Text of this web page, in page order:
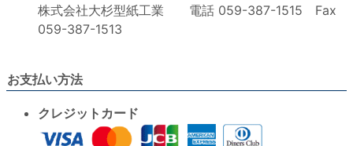
株式会社大杉型紙工業 電話 059-387-1515 Fax
059-387-1513
お支払い方法
クレジットカード